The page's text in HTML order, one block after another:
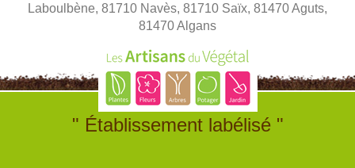
Laboulbène, 81710 Navès, 81710 Saïx, 81470 Aguts,
81470 Algans
" Établissement labélisé "